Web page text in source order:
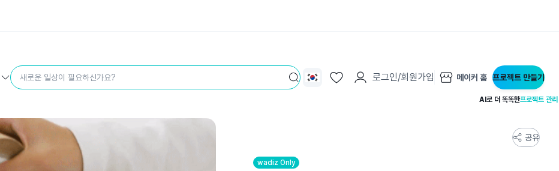
새로운 일상이 필요하신가요? 로그인/회원가입 메이커 홈 프로젝트 만들기
AI로 더 똑똑한프로젝트 관리
어
공유
wadiz Only